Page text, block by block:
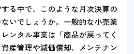
る中で、このような月次決算の
いでしょうか。一般的な小売業
レンタル事業は「商品が戻ってく
産管理や減価償却、メンテナン